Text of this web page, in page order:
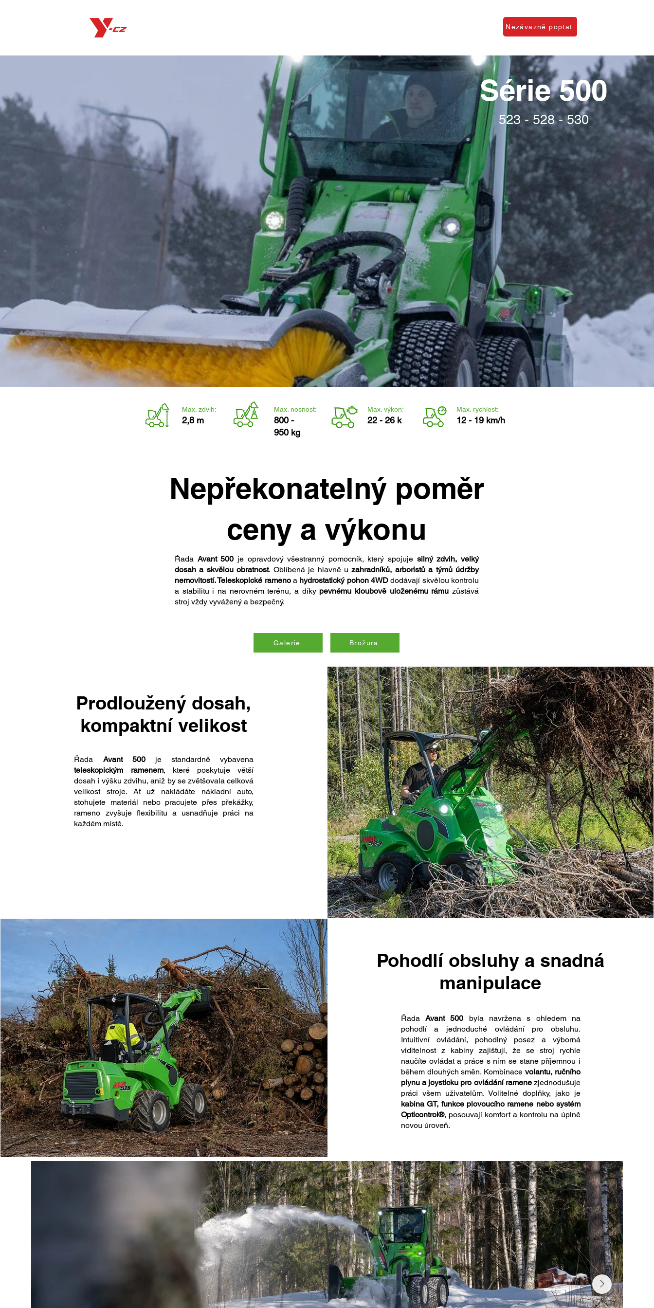
Nezávazně poptat
Série 500
523 - 528 - 530
Max. zdvih:
2,8 m
Max. nosnost:
800 -
950 kg
Max. výkon:
22 - 26 k
Max. rychlost:
12 - 19 km/h
Nepřekonatelný poměr
ceny a výkonu
Řada Avant 500 je opravdový všestranný pomocník, který spojuje silný zdvih, velký
dosah a skvělou obratnost. Oblíbená je hlavně uzahradníků, arboristů a týmů údržby
nemovitostí. Teleskopické ramenoa hydrostatický pohon 4WD dodávají skvělou kontrolu
a stabilitu i na nerovném terénu, a díky pevnému kloubově uloženému rámu zůstává
stroj vždy vyvážený a bezpečný.
Galerie Brožura
Prodloužený dosah,
kompaktní velikost
Řada Avant 500je standardně vybavena
teleskopickým ramenem, které poskytuje větší
dosah i výšku zdvihu, aniž by se zvětšovala celková
velikost stroje. Ať už nakládáte nákladní auto,
stohujete materiál nebo pracujete přes překážky,
rameno zvyšuje flexibilitu a usnadňuje práci na
každém místě.
Pohodlí obsluhy a snadná
manipulace
ŘadaAvant 500 byla navržena s ohledem na
pohodlí a jednoduché ovládání pro obsluhu.
Intuitivní ovládání, pohodlný posez a výborná
viditelnost z kabiny zajišťují, že se stroj rychle
naučíte ovládat a práce s ním se stane příjemnou i
během dlouhých směn. Kombinacevolantu, ručního
plynu a joysticku pro ovládání ramenezjednodušuje
práci všem uživatelům. Volitelné doplňky, jako je
kabina GT, funkce plovoucího ramene nebo systém
Opticontrol®, posouvají komfort a kontrolu na úplně
novou úroveň.